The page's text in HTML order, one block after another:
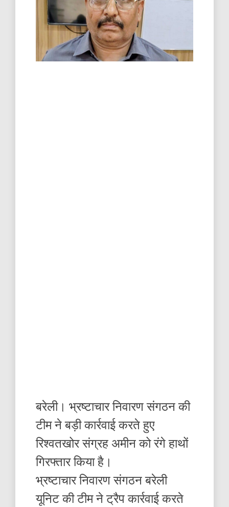
बरेली। भ्रष्टाचार निवारण संगठन की
टीम ने बड़ी कार्रवाई करते हुए
रिश्वतखोर संग्रह अमीन को रंगे हाथों
गिरफ्तार किया है।
भ्रष्टाचार निवारण संगठन बरेली
यूनिट की टीम ने ट्रैप कार्रवाई करते